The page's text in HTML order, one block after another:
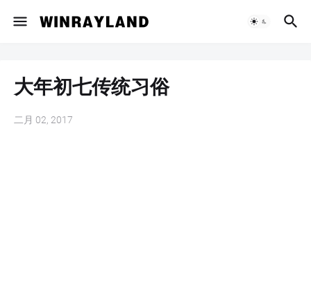
大年初七传统习俗
二月 02, 2017